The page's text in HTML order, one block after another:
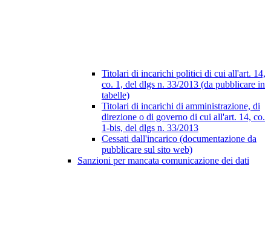
Titolari di incarichi politici di cui all'art. 14,
co. 1, del dlgs n. 33/2013 (da pubblicare in
tabelle)
Titolari di incarichi di amministrazione, di
direzione o di governo di cui all'art. 14, co.
1-bis, del dlgs n. 33/2013
Cessati dall'incarico (documentazione da
pubblicare sul sito web)
Sanzioni per mancata comunicazione dei dati